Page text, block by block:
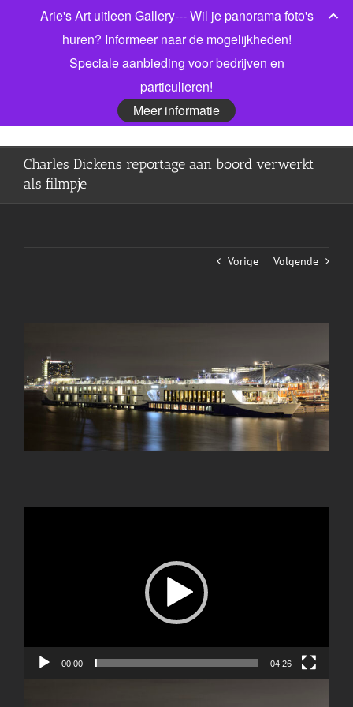
Bel gerust voor meer informatie! 06 53913303 |
Facebook
X LinkedIn
Charles Dickens reportage aan boord verwerkt
als filmpje
Vorige Volgende
Image
00:00 04:26
Arie's Art uitleen Gallery--- Wil je panorama foto's
huren? Informeer naar de mogelijkheden!
Speciale aanbieding voor bedrijven en
particulieren!
Meer informatie